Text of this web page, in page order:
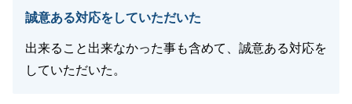
誠意ある対応をしていただいた
出来ること出来なかった事も含めて、誠意ある対応を
していただいた。